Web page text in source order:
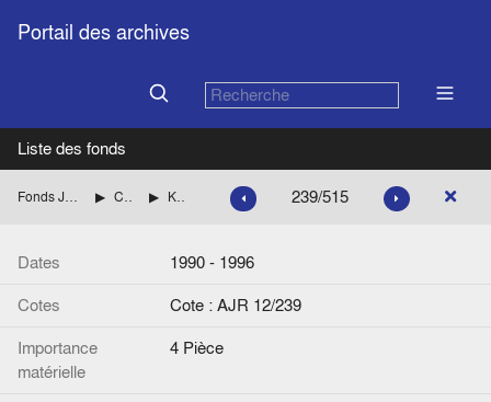
Portail des archives
Liste des fonds
Fonds Jacques-René Rabier Correspondance Kohnstamm, Max 239/515
Dates
1990 - 1996
Cotes
Cote : AJR 12/239
Importance
matérielle
4 Pièce